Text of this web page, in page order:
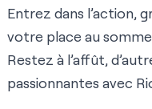
Entrez dans l’action,
votre place au
Restez à l’affût,
passionnantes avec